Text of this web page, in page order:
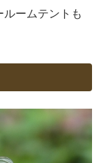
ームテントも